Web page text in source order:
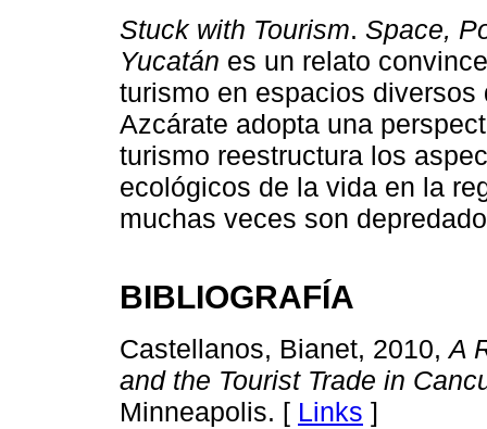
Stuck with Tourism. Space,
Yucatán es un relato
turismo en espacios
Azcárate adopta una
turismo reestructura los
ecológicos de la vida en la
muchas veces son
BIBLIOGRAFÍA
Castellanos, Bianet, 2010,A
and the Tourist Trade in
Minneapolis. [ Links ]